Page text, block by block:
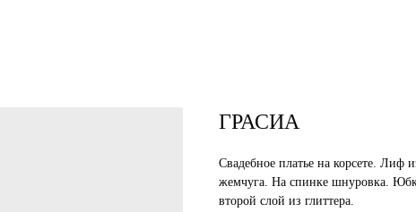
ГРАСИА
Свадебное платье на корсете. Лиф
жемчуга. На спинке шнуровка.
второй слой из глиттера.